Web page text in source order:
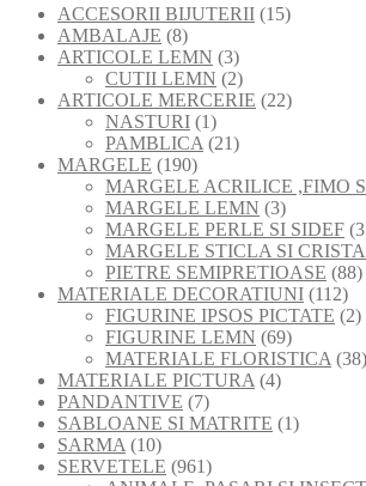
ACCESORII BIJUTERII 1515
AMBALAJE 88
produse
ARTICOLE LEMN 33
produse
CUTII LEMN 22
produse
ARTICOLE MERCERIE 2222
NASTURI 11
produs
PAMBLICA 2121
produse
MARGELE 190190
de
produse
MARGELE ACRILICE ,FIMO
MARGELE LEMN 33
produse
MARGELE PERLE SI SIDEF
MARGELE STICLA SI
PIETRE SEMIPRETIOASE 8888
MATERIALE DECORATIUNI 112112
FIGURINE IPSOS PICTATE 22
FIGURINE LEMN 6969
de
MATERIALE FLORISTICA 38
MATERIALE PICTURA 44
PANDANTIVE 77
produse
SABLOANE SI MATRITE 11
SARMA 1010
produse
SERVETELE 961961